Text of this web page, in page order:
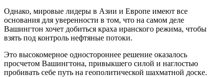
Однако, мировые лидеры в Азии и Европе имеют все
основания для уверенности в том, что на самом деле
Вашингтон хочет добиться краха иранского режима, чтобы
взять под контроль нефтяные потоки.
Это высокомерное одностороннее решение оказалось
просчетом Вашингтона, привыкшего силой и наглостью
пробивать себе путь на геополитической шахматной доске.